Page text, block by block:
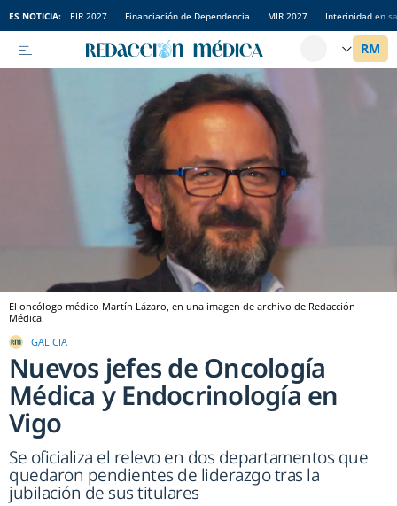
ES NOTICIA: EIR 2027 Financiación de Dependencia MIR 2027 Interinidad en
El oncólogo médico Martín Lázaro, en una imagen de archivo de Redacción
Médica.
GALICIA
Nuevos jefes de Oncología
Médica y Endocrinología en
Vigo
Se oficializa el relevo en dos departamentos que
quedaron pendientes de liderazgo tras la
jubilación de sus titulares